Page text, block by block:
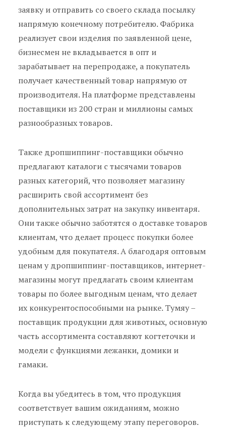
заявку и отправить со своего склада посылку
напрямую конечному потребителю. Фабрика
реализует свои изделия по заявленной цене,
бизнесмен не вкладывается в опт и
зарабатывает на перепродаже, а покупатель
получает качественный товар напрямую от
производителя. На платформе представлены
поставщики из 200 стран и миллионы самых
разнообразных товаров.
Также дропшиппинг-поставщики обычно
предлагают каталоги с тысячами товаров
разных категорий, что позволяет магазину
расширить свой ассортимент без
дополнительных затрат на закупку инвентаря.
Они также обычно заботятся о доставке товаров
клиентам, что делает процесс покупки более
удобным для покупателя. А благодаря оптовым
ценам у дропшиппинг-поставщиков, интернет-
магазины могут предлагать своим клиентам
товары по более выгодным ценам, что делает
их конкурентоспособными на рынке. Тумяу –
поставщик продукции для животных, основную
часть ассортимента составляют когтеточки и
модели с функциями лежанки, домики и
гамаки.
Когда вы убедитесь в том, что продукция
соответствует вашим ожиданиям, можно
приступать к следующему этапу переговоров.